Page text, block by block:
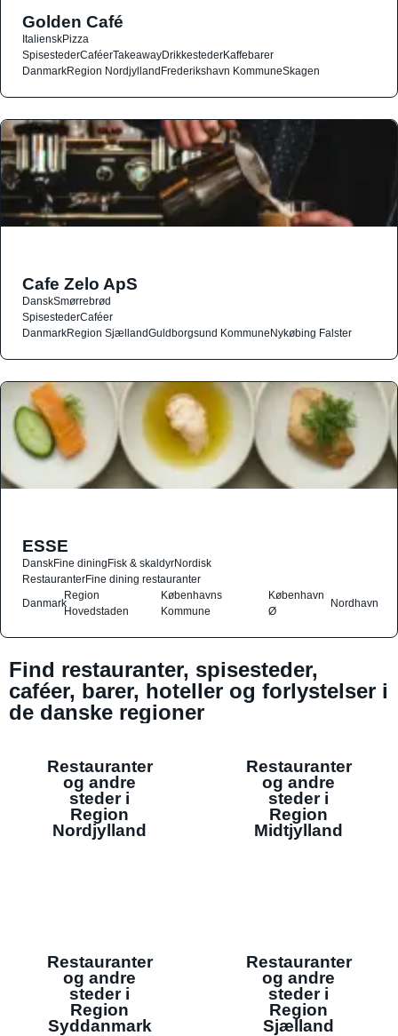
Golden Café
ItalienskPizza
SpisestederCaféerTakeawayDrikkestederKaffebarer
DanmarkRegion NordjyllandFrederikshavn KommuneSkagen
Cafe Zelo ApS
DanskSmørrebrød
SpisestederCaféer
DanmarkRegion SjællandGuldborgsund KommuneNykøbing Falster
ESSE
DanskFine diningFisk & skaldyrNordisk
RestauranterFine dining restauranter
Danmark
Region
Hovedstaden
Københavns
Kommune
København
Ø
Nordhavn
Find restauranter, spisesteder,
caféer, barer, hoteller og forlystelser i
de danske regioner
Restauranter
og andre
steder i
Region
Nordjylland
Restauranter
og andre
steder i
Region
Midtjylland
Restauranter
og andre
steder i
Region
Syddanmark
Restauranter
og andre
steder i
Region
Sjælland